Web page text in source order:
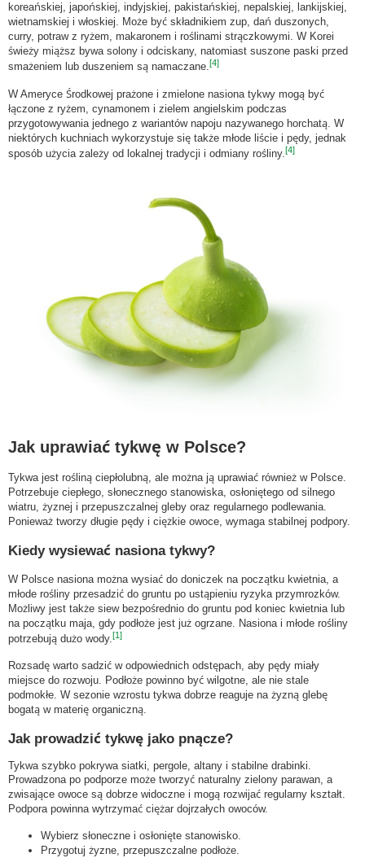
koreańskiej, japońskiej, indyjskiej, pakistańskiej, nepalskiej, lankijskiej,
wietnamskiej i włoskiej. Może być składnikiem zup, dań duszonych,
curry, potraw z ryżem, makaronem i roślinami strączkowymi. W Korei
świeży miąższ bywa solony i odciskany, natomiast suszone paski przed
smażeniem lub duszeniem są namaczane.[4]
W Ameryce Środkowej prażone i zmielone nasiona tykwy mogą być
łączone z ryżem, cynamonem i zielem angielskim podczas
przygotowywania jednego z wariantów napoju nazywanego horchatą. W
niektórych kuchniach wykorzystuje się także młode liście i pędy, jednak
sposób użycia zależy od lokalnej tradycji i odmiany rośliny.[4]
Jak uprawiać tykwę w Polsce?
Tykwa jest rośliną ciepłolubną, ale można ją uprawiać również w Polsce.
Potrzebuje ciepłego, słonecznego stanowiska, osłoniętego od silnego
wiatru, żyznej i przepuszczalnej gleby oraz regularnego podlewania.
Ponieważ tworzy długie pędy i ciężkie owoce, wymaga stabilnej podpory.
Kiedy wysiewać nasiona tykwy?
W Polsce nasiona można wysiać do doniczek na początku kwietnia, a
młode rośliny przesadzić do gruntu po ustąpieniu ryzyka przymrozków.
Możliwy jest także siew bezpośrednio do gruntu pod koniec kwietnia lub
na początku maja, gdy podłoże jest już ogrzane. Nasiona i młode rośliny
potrzebują dużo wody.[1]
Rozsadę warto sadzić w odpowiednich odstępach, aby pędy miały
miejsce do rozwoju. Podłoże powinno być wilgotne, ale nie stale
podmokłe. W sezonie wzrostu tykwa dobrze reaguje na żyzną glebę
bogatą w materię organiczną.
Jak prowadzić tykwę jako pnącze?
Tykwa szybko pokrywa siatki, pergole, altany i stabilne drabinki.
Prowadzona po podporze może tworzyć naturalny zielony parawan, a
zwisające owoce są dobrze widoczne i mogą rozwijać regularny kształt.
Podpora powinna wytrzymać ciężar dojrzałych owoców.
Wybierz słoneczne i osłonięte stanowisko.
Przygotuj żyzne, przepuszczalne podłoże.